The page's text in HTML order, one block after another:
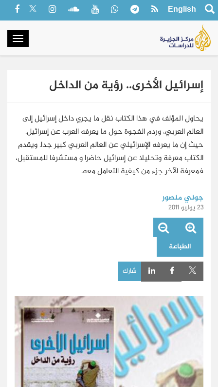
English
إسرائيل الأخرى.. رؤية من الداخل
يحاول المؤلف في هذا الكتاب نقل ما يجري داخل إسرائيل إلى
العالم العربي، وردم الفجوة حول ما يعرفه العرب عن إسرائيل.
حيث إن ما يعرفه الإسرائيلي عن العالم العربي كبير جدا. ويقدم
الكتاب معرفة وتحليلا عن إسرائيل حاضرا و مستشرفا للمستقبل،
فمعرفة الآخر جزء من كيفية التعامل معه.
جوني منصور
23 يوليو 2011
الطباعة
شارك